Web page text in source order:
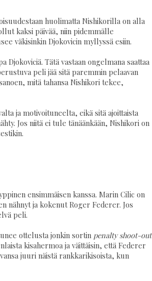
huolimatta Nishikorilla on alla
kaksi päivää, niin pidemmälle
väkisinkin Djokovicin myllyssä esiin.
Djokoviciä. Tätä vastaan ongelmana saattaa
peli jää sitä paremmin pelaavan
mitä tahansa Nishikori tekee,
ja motivoituneelta, eikä sitä ajoittaista
Jos niitä ei tule tänäänkään, Nishikori on
ensimmäisen kanssa. Marin Cilic on
nähnyt ja kokenut Roger Federer. Jos
peli.
ottelusta jonkin sortin penalty shoot-out
kisahermoa ja väittäisin, että Federer
juuri näistä rankkarikisoista, kun